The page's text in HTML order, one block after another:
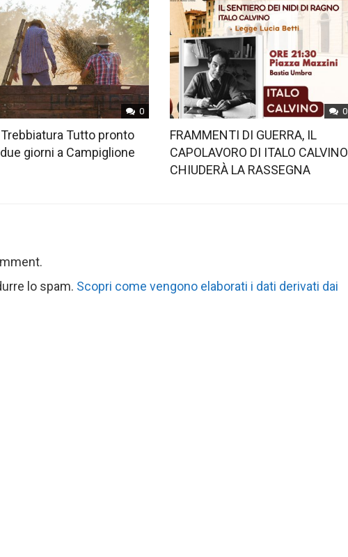
0
Tutto pronto
giorni a Campiglione
0
FRAMMENTI DI GUERRA, IL
CAPOLAVORO DI ITALO CALVINO
CHIUDERÀ LA RASSEGNA
lo spam. Scopri come vengono elaborati i dati derivati dai